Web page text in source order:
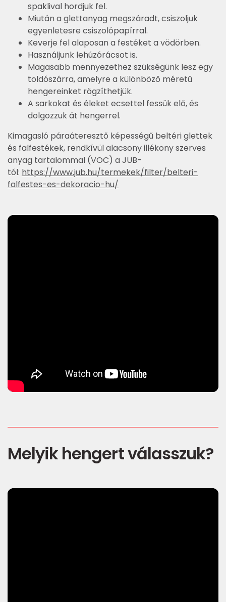
spaklival hordjuk fel.
Miután a glettanyag megszáradt, csiszoljuk
egyenletesre csiszolópapírral.
Keverje fel alaposan a festéket a vödörben.
Használjunk lehúzórácsot is.
Magasabb mennyezethez szükségünk lesz egy
toldószárra, amelyre a különböző méretű
hengereinket rögzíthetjük.
A sarkokat és éleket ecsettel fessük elő, és
dolgozzuk át hengerrel.
Kimagasló páraáteresztő képességű beltéri glettek
és falfestékek, rendkívül alacsony illékony szerves
anyag tartalommal (VOC) a JUB-
tól: https://www.jub.hu/termekek/filter/belteri-
falfestes-es-dekoracio-hu/
Melyik hengert válasszuk?